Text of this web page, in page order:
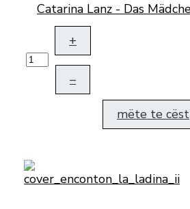
Catarina Lanz - Das
+
–
mëte te cëst